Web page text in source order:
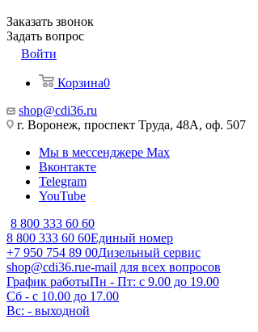
Заказать звонок
Задать вопрос
Войти
Корзина0
shop@cdi36.ru
г. Воронеж, проспект Труда, 48А, оф. 507
Мы в мессенджере Max
Вконтакте
Telegram
YouTube
8 800 333 60 60
8 800 333 60 60Единый номер
+7 950 754 89 00Дизельный сервис
shop@cdi36.rue-mail для всех вопросов
График работыПн - Пт: с 9.00 до 19.00
Сб - с 10.00 до 17.00
Вс: - выходной